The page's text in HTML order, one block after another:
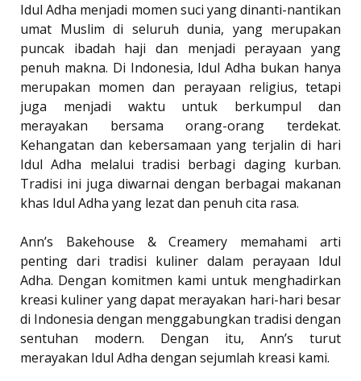
Idul Adha menjadi momen suci yang dinanti-nantikan
umat Muslim di seluruh dunia, yang merupakan
puncak ibadah haji dan menjadi perayaan yang
penuh makna. Di Indonesia, Idul Adha bukan hanya
merupakan momen dan perayaan religius, tetapi
juga menjadi waktu untuk berkumpul dan
merayakan bersama orang-orang terdekat.
Kehangatan dan kebersamaan yang terjalin di hari
Idul Adha melalui tradisi berbagi daging kurban.
Tradisi ini juga diwarnai dengan berbagai makanan
khas Idul Adha yang lezat dan penuh cita rasa.
Ann’s Bakehouse & Creamery memahami arti
penting dari tradisi kuliner dalam perayaan Idul
Adha. Dengan komitmen kami untuk menghadirkan
kreasi kuliner yang dapat merayakan hari-hari besar
di Indonesia dengan menggabungkan tradisi dengan
sentuhan modern. Dengan itu, Ann’s turut
merayakan Idul Adha dengan sejumlah kreasi kami.